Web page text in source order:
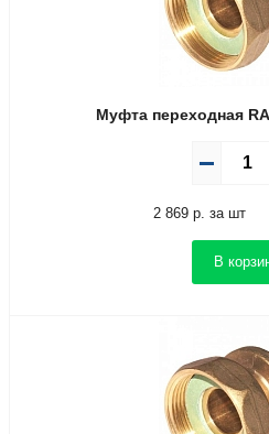
Муфта переходная
2 869 р. за шт
В